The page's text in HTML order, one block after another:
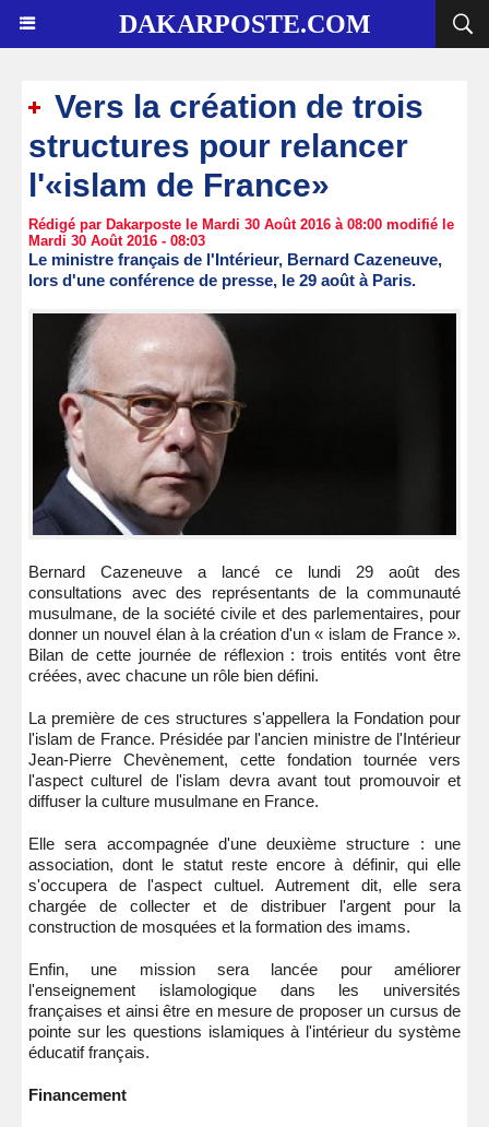
DAKARPOSTE.COM
Vers la création de trois
structures pour relancer
l'«islam de France»
Rédigé par Dakarposte le Mardi 30 Août 2016 à 08:00 modifié le
Mardi 30 Août 2016 - 08:03
Le ministre français de l'Intérieur, Bernard Cazeneuve,
lors d'une conférence de presse, le 29 août à Paris.
Bernard Cazeneuve a lancé ce lundi 29 août des
consultations avec des représentants de la communauté
musulmane, de la société civile et des parlementaires, pour
donner un nouvel élan à la création d'un « islam de France ».
Bilan de cette journée de réflexion : trois entités vont être
créées, avec chacune un rôle bien défini.
La première de ces structures s'appellera la Fondation pour
l'islam de France. Présidée par l'ancien ministre de l'Intérieur
Jean-Pierre Chevènement, cette fondation tournée vers
l'aspect culturel de l'islam devra avant tout promouvoir et
diffuser la culture musulmane en France.
Elle sera accompagnée d'une deuxième structure : une
association, dont le statut reste encore à définir, qui elle
s'occupera de l'aspect cultuel. Autrement dit, elle sera
chargée de collecter et de distribuer l'argent pour la
construction de mosquées et la formation des imams.
Enfin, une mission sera lancée pour améliorer
l'enseignement islamologique dans les universités
françaises et ainsi être en mesure de proposer un cursus de
pointe sur les questions islamiques à l'intérieur du système
éducatif français.
Financement